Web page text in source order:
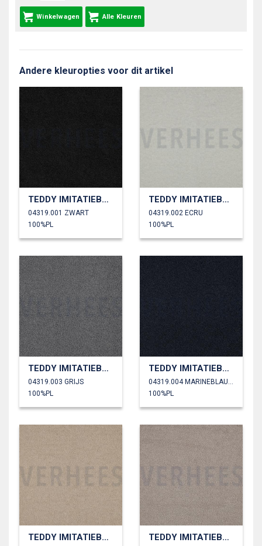
Winkelwagen Alle Kleuren
Andere kleuropties voor dit artikel
TEDDY IMITATIEBONT
04319.001 ZWART
100%PL
TEDDY IMITATIEBONT
04319.002 ECRU
100%PL
TEDDY IMITATIEBONT
04319.003 GRIJS
100%PL
TEDDY IMITATIEBONT
04319.004 MARINEBLAUW
100%PL
TEDDY IMITATIEBONT TEDDY IMITATIEBONT